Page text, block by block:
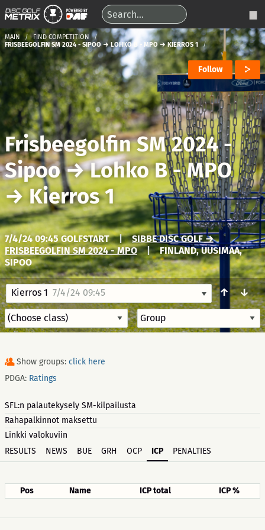
MAIN
FIND COMPETITION
FRISBEEGOLFIN SM 2024 - SIPOO → LOHKO B - MPO → KIERROS 1
Follow
Frisbeegolfin SM 2024 -
Sipoo→Lohko B - MPO
→Kierros 1
7/4/24 09:45 GOLFSTART |
SIBBE DISC GOLF →
FRISBEEGOLFIN SM 2024 - MPO
|
FINLAND, UUSIMAA,
SIPOO
Kierros 1 7/4/24 09:45 ↑ ↓
Show groups: click here
PDGA: Ratings
SFL:n palautekysely SM-kilpailusta
Rahapalkinnot maksettu
Linkki valokuviin
RESULTS
NEWS BUE GRH OCP ICP PENALTIES
Pos Name ICP total ICP %